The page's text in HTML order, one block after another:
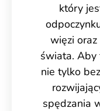
który
więzi
świata. Aby
nie tylko
spędzania